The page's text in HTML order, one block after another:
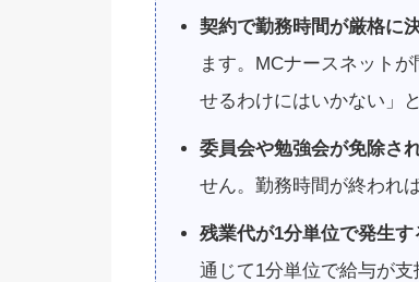
契約で勤務時間が厳格に
ます。MCナースネット
せるわけにはいかない」
委員会や勉強会が免除さ
せん。勤務時間が終われ
残業代が1分単位で発生す
通じて1分単位で給与が